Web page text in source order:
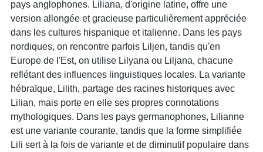
pays anglophones. Liliana, d'origine latine, offre une
version allongée et gracieuse particulièrement appréciée
dans les cultures hispanique et italienne. Dans les pays
nordiques, on rencontre parfois Liljen, tandis qu'en
Europe de l'Est, on utilise Lilyana ou Liljana, chacune
reflétant des influences linguistiques locales. La variante
hébraïque, Lilith, partage des racines historiques avec
Lilian, mais porte en elle ses propres connotations
mythologiques. Dans les pays germanophones, Lilianne
est une variante courante, tandis que la forme simplifiée
Lili sert à la fois de variante et de diminutif populaire dans